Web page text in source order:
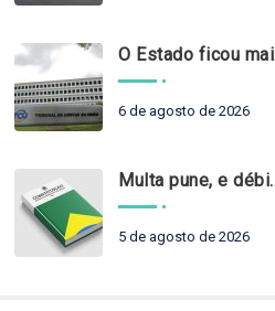
O Estado ficou mais complexo. O controle precisa acompanhar
6 de agosto de 2026
Multa pune, e débito recompõe. § 3º do art. 71 da Constituição: um problema de legística formal
5 de agosto de 2026